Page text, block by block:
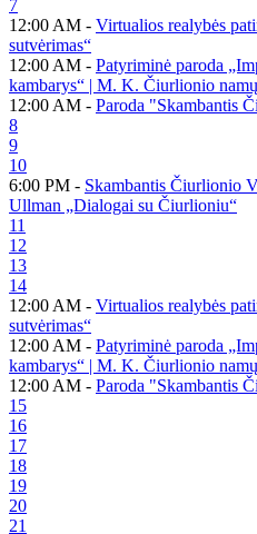
7
12:00 AM - Virtualios realybės
sutvėrimas“
12:00 AM - Patyriminė paroda
kambarys“ | M. K. Čiurlionio
12:00 AM - Paroda "Skambantis
8
9
10
6:00 PM - Skambantis Čiurlionio
Ullman „Dialogai su Čiurlioniu“
11
12
13
14
12:00 AM - Virtualios realybės
sutvėrimas“
12:00 AM - Patyriminė paroda
kambarys“ | M. K. Čiurlionio
12:00 AM - Paroda "Skambantis
15
16
17
18
19
20
21